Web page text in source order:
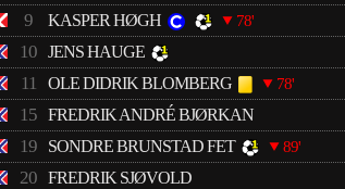
9 KASPER HØGH 78'
10 JENS HAUGE
11 OLE DIDRIK BLOMBERG 78'
15 FREDRIK ANDRÉ BJØRKAN
19 SONDRE BRUNSTAD FET 89'
20 FREDRIK SJØVOLD